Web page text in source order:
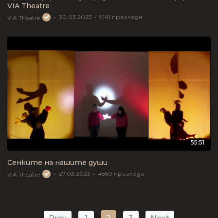
VIA Theatre
VIA Theatre 30.03.2023 9141 прегледа
55:51
Сенките на нашите души
VIA Theatre 27.03.2023 4560 прегледа